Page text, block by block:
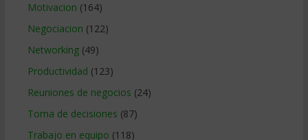
Motivacion (164)
Negociacion (122)
Networking(49)
Productividad (123)
Reuniones de negocios (24)
Toma de decisiones (87)
Trabajo en equipo (118)